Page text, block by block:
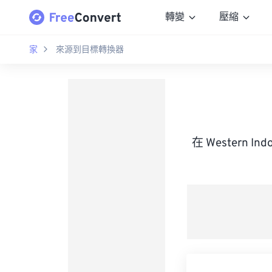
轉變 壓縮
家 來源到目標轉換器
在 Western